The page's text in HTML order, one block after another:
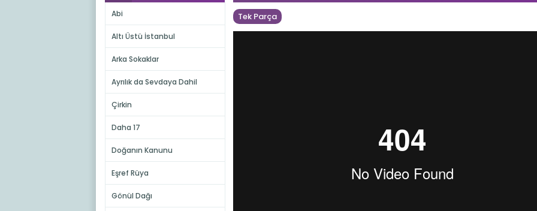
Abi
Altı Üstü İstanbul
Arka Sokaklar
Ayrılık da Sevdaya Dahil
Çirkin
Daha 17
Doğanın Kanunu
Eşref Rüya
Gönül Dağı
Tek Parça